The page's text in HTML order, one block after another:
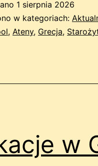
1 sierpnia 2026
w kategoriach:
, Ateny, Grecja,
w